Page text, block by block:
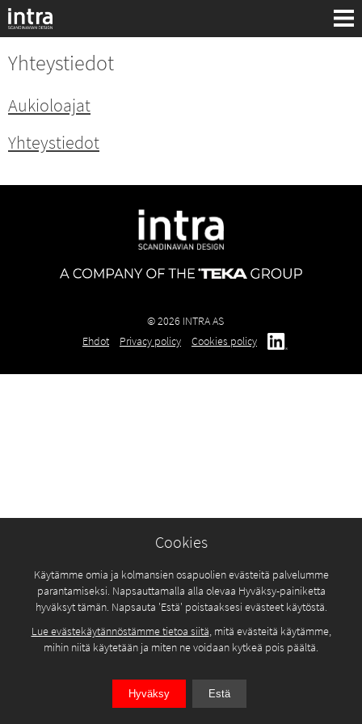
Haku:
Yhteystiedot
Aukioloajat
Yhteystiedot
© 2026 INTRA AS
Ehdot
Privacy policy Cookies policy
Cookies
Käytämme omia ja kolmansien osapuolien evästeitä palvelumme
parantamiseksi. Napsauttamalla alla olevaa Hyväksy-painiketta
hyväksyt tämän. Napsauta 'Estä' poistaaksesi evästeet käytöstä.
Lue evästekäytännöstämme tietoa siitä, mitä evästeitä käytämme,
mihin niitä käytetään ja miten ne voidaan kytkeä pois päältä.
Hyväksy Estä